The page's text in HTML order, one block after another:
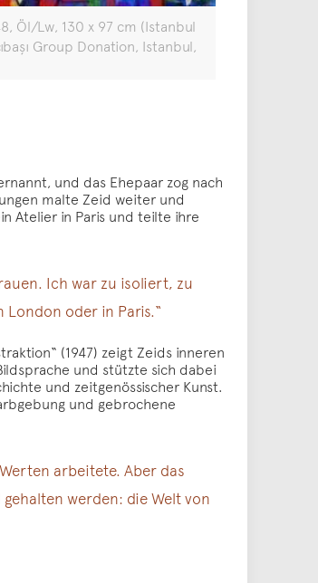
Öl/Lw, 130 x 97 cm (Istanbul
Group Donation, Istanbul,
und das Ehepaar zog nach
malte Zeid weiter und
Atelier in Paris und teilte ihre
Ich war zu isoliert, zu
oder in Paris.“
(1947) zeigt Zeids inneren
und stützte sich dabei
und zeitgenössischer Kunst.
und gebrochene
arbeitete. Aber das
werden: die Welt von